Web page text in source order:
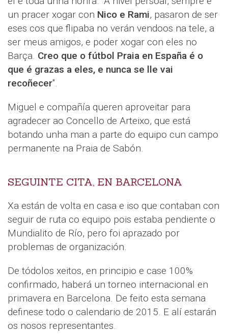
un pracer xogar con Nico e Rami, pasaron de ser
eses cos que flipaba no verán vendoos na tele, a
ser meus amigos, e poder xogar con eles no
Barça. Creo que o fútbol Praia en España é o
que é grazas a eles, e nunca se lle vai
recoñecer".
Miguel e compañía queren aproveitar para
agradecer ao Concello de Arteixo, que está
botando unha man a parte do equipo cun campo
permanente na Praia de Sabón.
SEGUINTE CITA, EN BARCELONA
Xa están de volta en casa e iso que contaban con
seguir de ruta co equipo pois estaba pendiente o
Mundialito de Río, pero foi aprazado por
problemas de organización.
De tódolos xeitos, en principio e case 100%
confirmado, haberá un torneo internacional en
primavera en Barcelona. De feito esta semana
definese todo o calendario de 2015. E alí estarán
os nosos representantes.